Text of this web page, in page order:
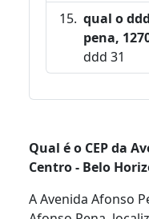
qual o
pena,
ddd 31
Qual é o CEP da
Centro - Belo
A Avenida Afonso